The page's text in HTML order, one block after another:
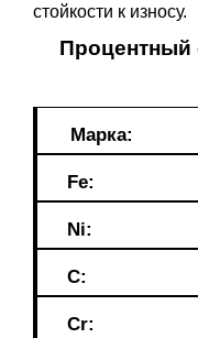
стойкости к износу.
Процентный
Марка:
Fe:
Ni:
C:
Cr: